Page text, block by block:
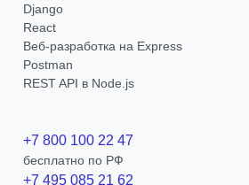
Django
React
Веб-разработка на Express
Postman
REST API в Node.js
+7 800 100 22 47
бесплатно по РФ
+7 495 085 21 62